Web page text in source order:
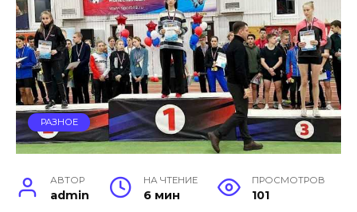
РАЗНОЕ
АВТОР
admin
НА ЧТЕНИЕ
6 мин
ПРОСМОТРОВ
101